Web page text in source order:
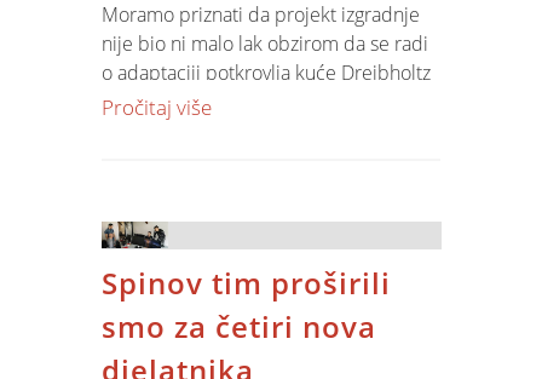
Moramo priznati da projekt izgradnje
nije bio ni malo lak obzirom da se radi
o adaptaciji potkrovlja kuće Dreibholtz
iz 1912. godine, koja je dio kulturno-
s tvrtkama ATIKA projekti, Produkt-
gadnja i JANZ DESIGN očuvana
zaštićena arhitektonska vrijednost
prostora dok je u isto vrijeme iskorišten
estetski, funkcionalni i arhitektonski
maksimum te je prostor u potpunosti
Pročitaj više
Spinov tim proširili
smo za četiri nova
djelatnika